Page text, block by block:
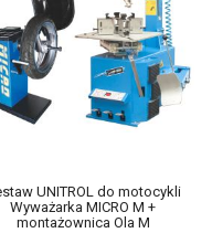
UNITROL do motocykli
Wyważarka MICRO M +
montażownica Ola M